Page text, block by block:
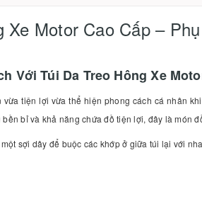
Xe Motor Cao Cấp –
Với Túi Da Treo Hông Xe
vừa tiện lợi vừa thể hiện phong cách cá nhân
bỉ và khả năng chứa đồ tiện lợi, đây là món
sợi dây để buộc các khớp ở giữa túi lại với